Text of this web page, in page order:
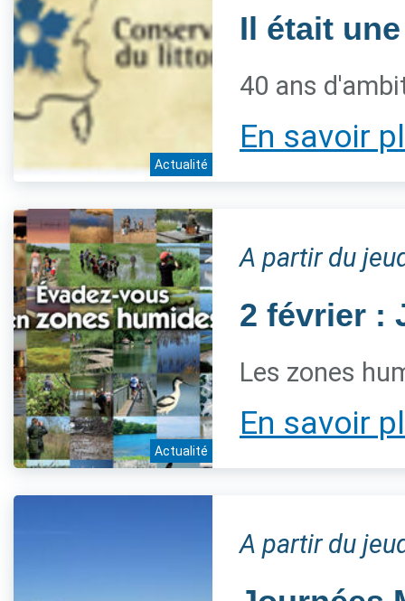
Actualité
Il était
40 ans
En savoir
Actualité
A partir du
2 février :
Les zones
En savoir
A partir du